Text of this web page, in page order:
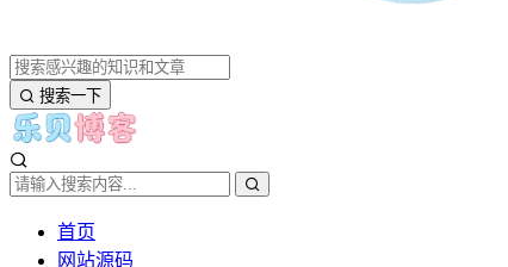
搜索一下
首页
网站源码